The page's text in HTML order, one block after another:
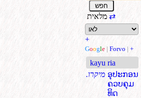
⇄
+
Google | Forvo | +
kayu ria
.מיקרו ອຸປະກອນ
ຄວບຄຸມ
ທິດ